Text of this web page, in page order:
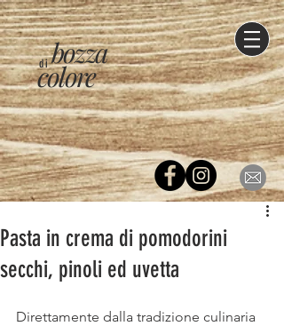
di
colore
bozza
Pasta in crema di pomodorini
secchi, pinoli ed uvetta
Direttamente dalla tradizione culinaria